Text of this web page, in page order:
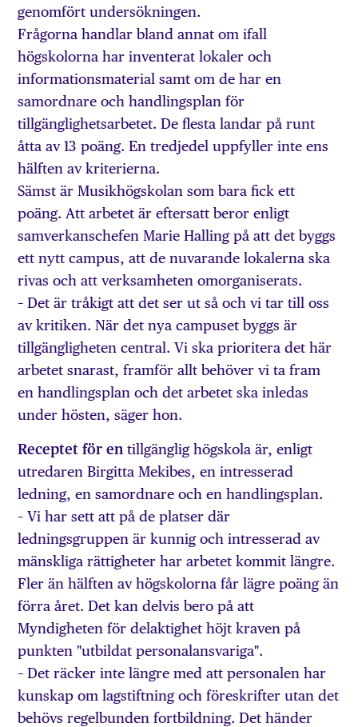
genomfört undersökningen.
Frågorna handlar bland annat om ifall
högskolorna har inventerat lokaler och
informationsmaterial samt om de har en
samordnare och handlingsplan för
tillgänglighetsarbetet. De flesta landar på runt
åtta av 13 poäng. En tredjedel uppfyller inte ens
hälften av kriterierna.
Sämst är Musikhögskolan som bara fick ett
poäng. Att arbetet är eftersatt beror enligt
samverkanschefen Marie Halling på att det byggs
ett nytt campus, att de nuvarande lokalerna ska
rivas och att verksamheten omorganiserats.
– Det är tråkigt att det ser ut så och vi tar till oss
av kritiken. När det nya campuset byggs är
tillgängligheten central. Vi ska prioritera det här
arbetet snarast, framför allt behöver vi ta fram
en handlingsplan och det arbetet ska inledas
under hösten, säger hon.
Receptet för en tillgänglig högskola är, enligt
utredaren Birgitta Mekibes, en intresserad
ledning, en samordnare och en handlingsplan.
– Vi har sett att på de platser där
ledningsgruppen är kunnig och intresserad av
mänskliga rättigheter har arbetet kommit längre.
Fler än hälften av högskolorna får lägre poäng än
förra året. Det kan delvis bero på att
Myndigheten för delaktighet höjt kraven på
punkten "utbildat personalansvariga".
– Det räcker inte längre med att personalen har
kunskap om lagstiftning och föreskrifter utan det
behövs regelbunden fortbildning. Det händer